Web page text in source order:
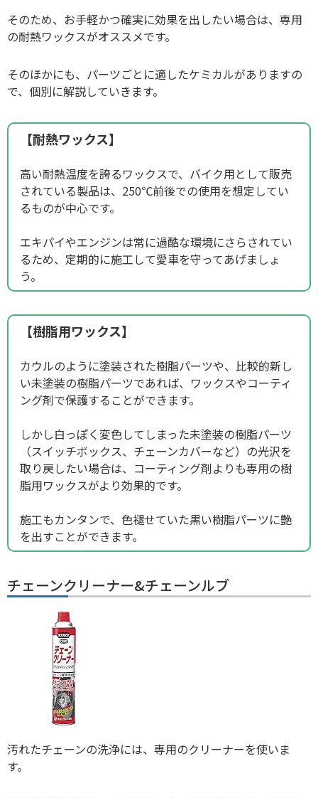
そのため、お手軽かつ確実に効果を出したい場合は、専用
の耐熱ワックスがオススメです。
そのほかにも、パーツごとに適したケミカルがありますの
で、個別に解説していきます。
【耐熱ワックス】
高い耐熱温度を誇るワックスで、バイク用として販売
されている製品は、250℃前後での使用を想定してい
るものが中心です。
エキパイやエンジンは常に過酷な環境にさらされてい
るため、定期的に施工して愛車を守ってあげましょ
う。
【樹脂用ワックス】
カウルのように塗装された樹脂パーツや、比較的新し
い未塗装の樹脂パーツであれば、ワックスやコーティ
ング剤で保護することができます。
しかし白っぽく変色してしまった未塗装の樹脂パーツ
（スイッチボックス、チェーンカバーなど）の光沢を
取り戻したい場合は、コーティング剤よりも専用の樹
脂用ワックスがより効果的です。
施工もカンタンで、色褪せていた黒い樹脂パーツに艶
を出すことができます。
チェーンクリーナー&チェーンルブ
汚れたチェーンの洗浄には、専用のクリーナーを使いま
す。